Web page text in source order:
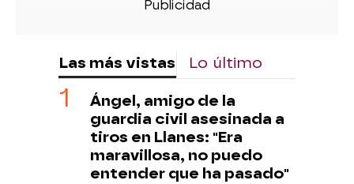
Las más vistas Lo último
Ángel, amigo de la
guardia civil asesinada a
tiros en Llanes: "Era
maravillosa, no puedo
entender que ha pasado"